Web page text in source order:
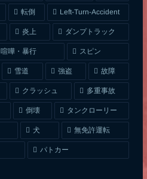
転倒 Left-Turn-Accident
炎上 ダンプトラック
喧嘩・暴行 スピン
雪道 強盗 故障
クラッシュ 多重事故
倒壊 タンクローリー
犬 無免許運転
パトカー